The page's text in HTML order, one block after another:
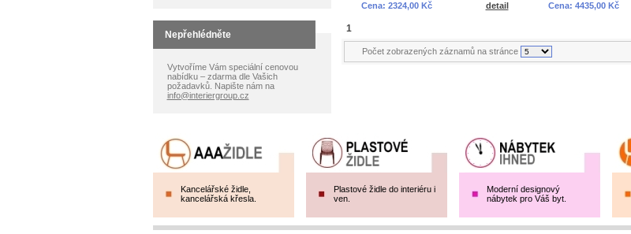
Nepřehlédněte
Vytvoříme Vám speciální cenovou
nabídku – zdarma dle Vašich
požadavků. Napište nám na
info@interiergroup.cz
detail
Cena: 2324,00 Kč Cena: 4435,00 Kč
1
Počet zobrazených záznamů na stránce
Kancelářské židle,
kancelářská křesla.
Plastové židle do interiéru i
ven.
Moderní designový
nábytek pro Váš byt.